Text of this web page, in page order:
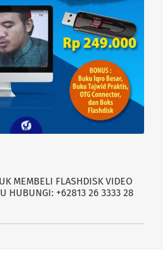
MEMBELI FLASHDISK VIDEO
HUBUNGI: +62813 26 3333 28